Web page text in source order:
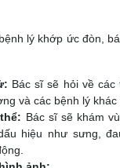
lý khớp ức đòn,
Bác sĩ sẽ hỏi về các
và các bệnh lý khác
Bác sĩ sẽ khám
hiệu như sưng,